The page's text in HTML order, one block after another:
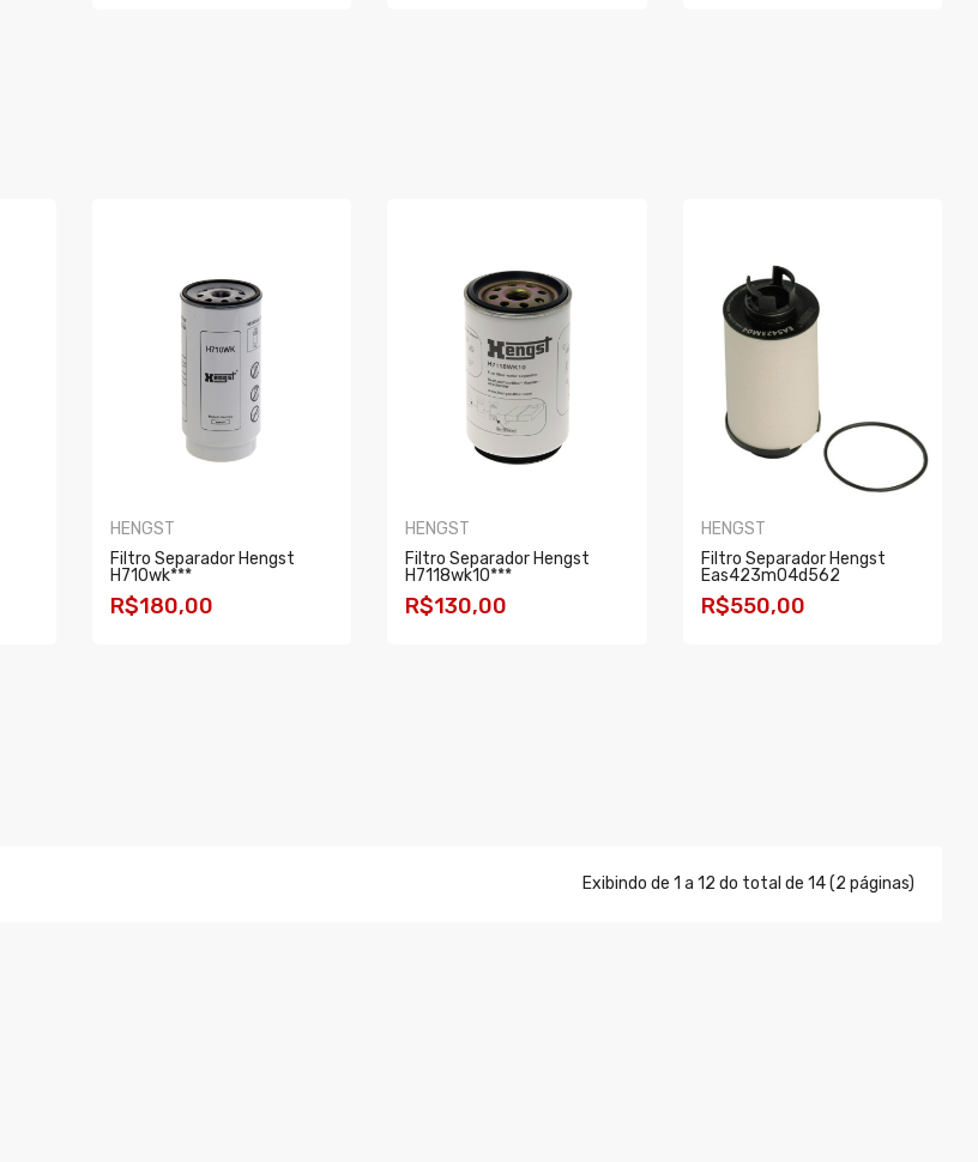
HENGST
Filtro Separador Hengst
H710wk***
R$180,00
HENGST
Filtro Separador Hengst
H7118wk10***
R$130,00
HENGST
Filtro Separador Hengst
Eas423m04d562
R$550,00
Exibindo de 1 a 12 do total de 14 (2 páginas)